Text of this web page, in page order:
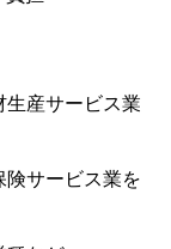
生産サービス業
険サービス業を